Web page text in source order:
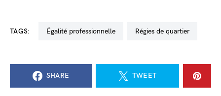
TAGS: égalité professionnelle régies de quartier
SHARE TWEET